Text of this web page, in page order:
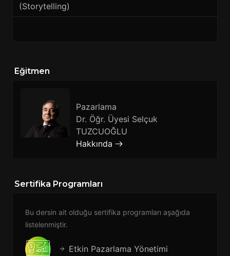
(Storytelling)
Eğitmen
Pazarlama
Dr. Öğr. Üyesi Selçuk
TUZCUOĞLU
Hakkında
Sertifika Programları
Bu dersin ait olduğu sertifika programları aşağıda
listelenmiştir.
Etkin Pazarlama Yönetimi